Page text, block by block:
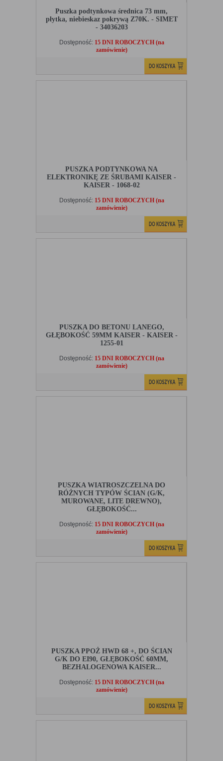
Puszka podtynkowa średnica 73 mm,
płytka, niebieskaz pokrywą Z70K. - SIMET
- 34036203
Dostępność: 15 DNI ROBOCZYCH (na
zamówienie)
PUSZKA PODTYNKOWA NA
ELEKTRONIKĘ ZE ŚRUBAMI KAISER -
KAISER - 1068-02
Dostępność: 15 DNI ROBOCZYCH (na
zamówienie)
PUSZKA DO BETONU LANEGO,
GŁĘBOKOŚĆ 59MM KAISER - KAISER -
1255-01
Dostępność: 15 DNI ROBOCZYCH (na
zamówienie)
PUSZKA WIATROSZCZELNA DO
RÓŻNYCH TYPÓW ŚCIAN (G/K,
MUROWANE, LITE DREWNO),
GŁĘBOKOŚĆ...
Dostępność: 15 DNI ROBOCZYCH (na
zamówienie)
PUSZKA PPOŻ HWD 68 +, DO ŚCIAN
G/K DO EI90, GŁĘBOKOŚĆ 60MM,
BEZHALOGENOWA KAISER...
Dostępność: 15 DNI ROBOCZYCH (na
zamówienie)